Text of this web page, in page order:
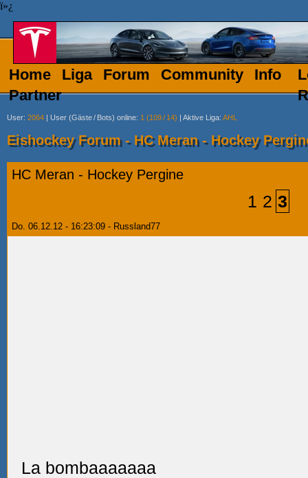
ï»¿
Home Liga Forum Community
Info
Partner
User: 2064 | User (Gäste/ Bots) online: 1 (109/ 14) | Aktive Liga: AHL
Eishockey Forum - HC Meran - Hockey
HC Meran - Hockey Pergine
1 2 3
Do. 06.12.12 - 16:23:09 - Russland77
La bombaaaaaaa